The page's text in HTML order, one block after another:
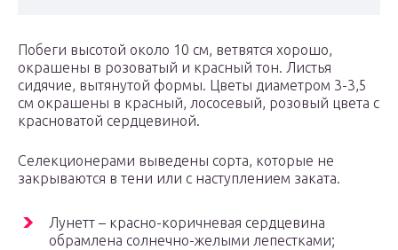
Побеги высотой около 10 см, ветвятся хорошо,
окрашены в розоватый и красный тон. Листья
сидячие, вытянутой формы. Цветы диаметром 3-3,5
см окрашены в красный, лососевый, розовый цвета с
красноватой сердцевиной.
Селекционерами выведены сорта, которые не
закрываются в тени или с наступлением заката.
Лунетт – красно-коричневая сердцевина
обрамлена солнечно-желыми лепестками;